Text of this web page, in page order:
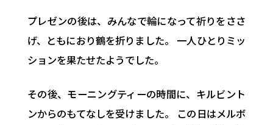
プレゼンの後は、みんなで輪になって祈りをささ
げ、ともにおり鶴を折りました。 一人ひとりミッ
ションを果たせたようでした。
その後、モーニングティーの時間に、キルビント
ンからのもてなしを受けました。 この日はメルボ